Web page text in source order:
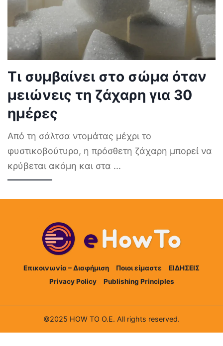
Τι συμβαίνει στο σώμα όταν
μειώνεις τη ζάχαρη για 30
ημέρες
Από τη σάλτσα ντομάτας μέχρι το
φυστικοβούτυρο, η πρόσθετη ζάχαρη μπορεί να
κρύβεται ακόμη και στα ...
Επικοινωνία – Διαφήμιση Ποιοι είμαστε
ΕΙΔΗΣΕΙΣ
Privacy Policy
Publishing Principles
©2025 HOW TO Ο.Ε. All rights reserved.